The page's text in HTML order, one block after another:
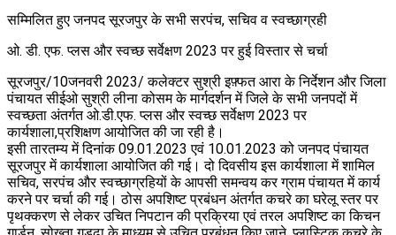
सम्मिलित हुए जनपद सूरजपुर के सभी सरपंच, सचिव व स्वच्छाग्रही
ओ. डी. एफ. प्लस और स्वच्छ सर्वेक्षण 2023 पर हुई विस्तार से चर्चा
सूरजपुर/10जनवरी 2023/ कलेक्टर सुश्री इफ़्फत आरा के निर्देशन और जिला
पंचायत सीईओ सुश्री लीना कोसम के मार्गदर्शन में जिले के सभी जनपदों में
स्वच्छता अंतर्गत ओ.डी.एफ. प्लस और स्वच्छ सर्वेक्षण 2023 पर
कार्यशाला,प्रशिक्षण आयोजित की जा रही है।
इसी तारतम्य में दिनांक 09.01.2023 एवं 10.01.2023 को जनपद पंचायत
सूरजपुर में कार्यशाला आयोजित की गई। दो दिवसीय इस कार्यशाला में शामिल
सचिव, सरपंच और स्वच्छाग्रहियों के आपसी समन्वय कर ग्राम पंचायत में कार्य
करने पर चर्चा की गई। ठोस अपशिष्ट प्रबंधन अंतर्गत कचरे का घरेलू स्तर पर
पृथक्करण से लेकर उचित निपटान की प्रक्रिया एवं तरल अपशिष्ट का किचन